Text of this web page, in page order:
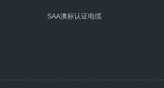
SAA澳标认证电缆